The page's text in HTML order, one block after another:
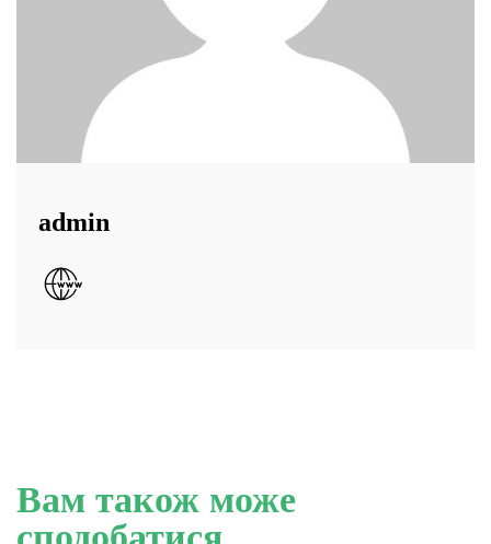
admin
Вам також може